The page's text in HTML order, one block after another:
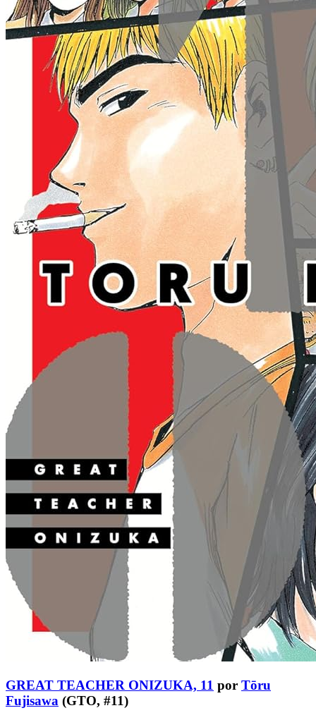
GREAT TEACHER ONIZUKA, 11 por Tōru
Fujisawa (GTO, #11)